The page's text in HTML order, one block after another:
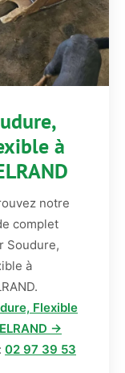
à
notre
complet
Soudure,
à
Flexible
→
02 97 39 53